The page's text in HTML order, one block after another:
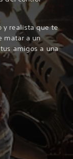
y realista que te
matar a un
amigos a una